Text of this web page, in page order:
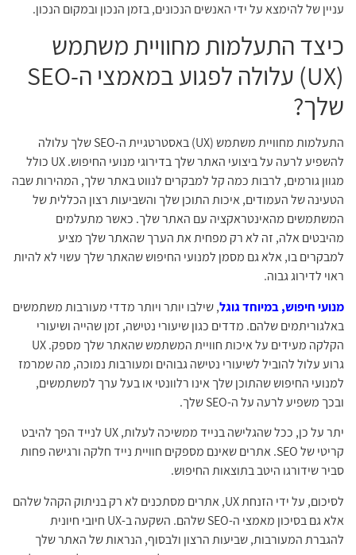
עניין של להימצא על ידי האנשים הנכונים, בזמן הנכון ובמקום הנכון.
כיצד התעלמות מחוויית משתמש
(UX) עלולה לפגוע במאמצי ה-SEO
שלך?
התעלמות מחוויית משתמש (UX) באסטרטגיית ה-SEO שלך עלולה
להשפיע לרעה על ביצועי האתר שלך בדירוגי מנועי החיפוש. UX כולל
מגוון גורמים, לרבות כמה קל למבקרים לנווט באתר שלך, המהירות שבה
הטעינה של העמודים, איכות התוכן שלך והשביעות רצון הכללית של
המשתמשים מהאינטראקציה עם האתר שלך. כאשר מתעלמים
מהיבטים אלה, זה לא רק מפחית את הערך שהאתר שלך מציע
למבקרים בו, אלא גם מסמן למנועי החיפוש שהאתר שלך עשוי לא להיות
ראוי לדירוג גבוה.
מנועי חיפוש, במיוחד גוגל, שילבו יותר ויותר מדדי מעורבות משתמשים
באלגוריתמים שלהם. מדדים כגון שיעורי נטישה, זמן שהייה ושיעורי
הקלקה מעידים על איכות חוויית המשתמש שהאתר שלך מספק. UX
גרוע עלול להוביל לשיעורי נטישה גבוהים ומעורבות נמוכה, מה שמרמז
למנועי החיפוש שהתוכן שלך אינו רלוונטי או בעל ערך למשתמשים,
ובכך משפיע לרעה על ה-SEO שלך.
יתר על כן, ככל שהגלישה בנייד ממשיכה לעלות, UX לנייד הפך להיבט
קריטי של SEO. אתרים שאינם מספקים חוויית נייד חלקה ורגישה פחות
סביר שידורגו היטב בתוצאות החיפוש.
לסיכום, על ידי הזנחת UX, אתרים מסתכנים לא רק בניתוק הקהל שלהם
אלא גם בסיכון מאמצי ה-SEO שלהם. השקעה ב-UX חיובי חיונית
להגברת המעורבות, שביעות הרצון ולבסוף, הנראות של האתר שלך